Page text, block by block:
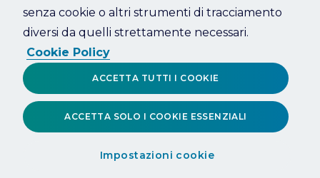
senza cookie o altri strumenti di tracciamento
diversi da quelli strettamente necessari.
Cookie Policy
Impostazioni cookie
ACCETTA SOLO I COOKIE ESSENZIALI
ACCETTA TUTTI I COOKIE